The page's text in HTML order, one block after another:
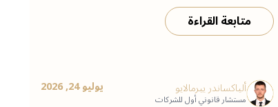
متابعة القراءة
ألياكساندر ييرمالايو
مستشار قانوني أول للشركات
يوليو 24, 2026